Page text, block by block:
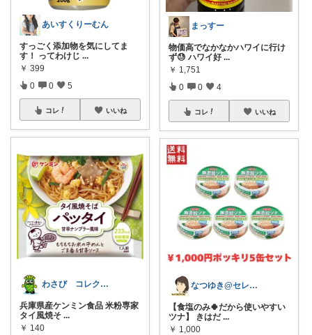
あいすくりーむん
すっごく添加物を気にしてま
す！ ってわけじ ...
￥ 399
0 0 5
コレ いいね
わさび コレクションもご利用ください
兵庫県産ケンミン食品 米粉専家
タイ風焼そ ...
￥ 140
まっすー
物価高でなかなかハワイに行け
ず😓 ハワイ好 ...
￥ 1,751
0 0 4
コレ いいね
なつゆき@セレクト
【食塩のみ🍀だから使いやすい
ツナ】 きはだ ...
￥ 1,000